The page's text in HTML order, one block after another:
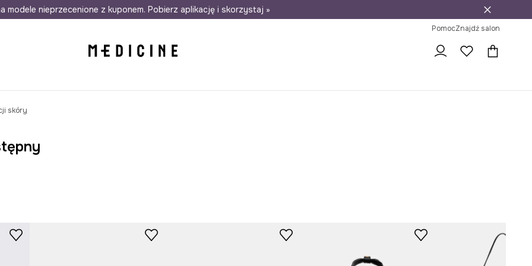
w 24h Darmowa dostawa do salonów 30 dni na zwrot
modele nieprzecenione z kuponem. Pobierz aplikację i skorzystaj »
PomocZnajdź salon
skóry